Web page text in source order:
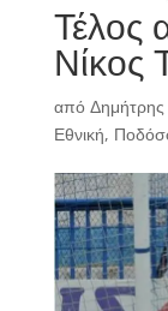
Τέλος
Νίκος
από
Εθνική,